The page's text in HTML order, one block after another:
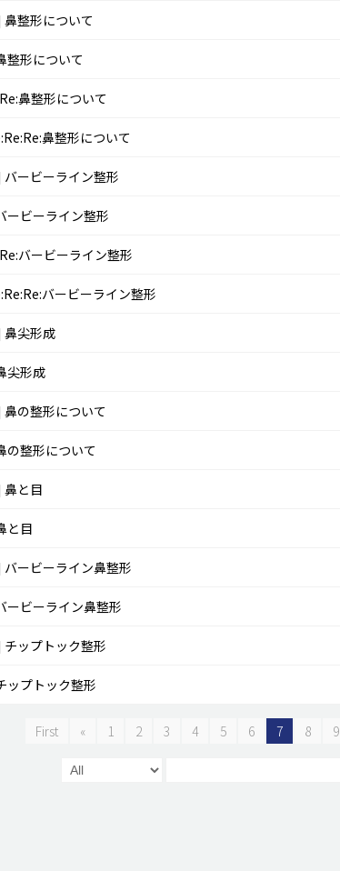
鼻整形について
整形について
鼻整形について
鼻整形について
バービーライン整形
ービーライン整形
バービーライン整形
バービーライン整形
鼻尖形成
尖形成
鼻の整形について
の整形について
鼻と目
と目
バービーライン鼻整形
ービーライン鼻整形
チップトック整形
ップトック整形
First « 1 2 3 4 5 6 7 8 9